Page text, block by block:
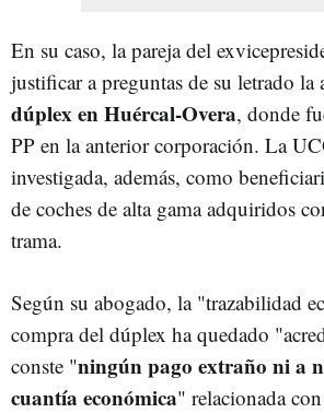
En su caso, la pareja del
justificar a preguntas de su letrado la
dúplex en Huércal-Overa, donde
PP en la anterior corporación. La
investigada, además, como
de coches de alta gama adquiridos
trama.
Según su abogado, la "trazabilidad
compra del dúplex ha quedado
conste "ningún pago extraño ni a
cuantía económica" relacionada